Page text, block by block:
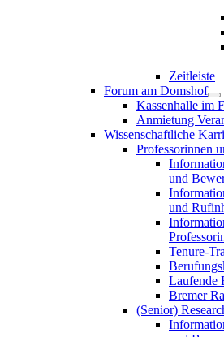
Zeitleiste
Forum am Domshof
Kassenhalle im
Anmietung
Wissenschaftliche
Professorinnen
und
und
Tenure-
Laufende
Bremer
(Senior)